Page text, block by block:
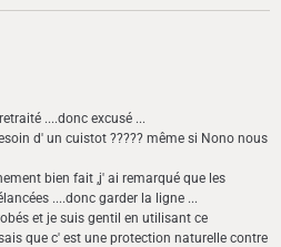
....donc excusé ...
d' un cuistot ????? même si Nono nous
bien fait ,j' ai remarqué que les
....donc garder la ligne ...
et je suis gentil en utilisant ce
que c' est une protection naturelle contre